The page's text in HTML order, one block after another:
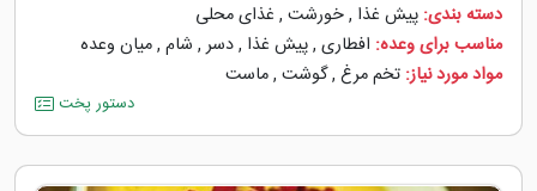
دسته بندی: پیش غذا ,خورشت , غذای محلی
مناسب برای وعده: افطاری ,پیش غذا ,دسر, شام ,میان وعده
مواد مورد نیاز: تخم مرغ ,گوشت ,ماست
دستور پخت